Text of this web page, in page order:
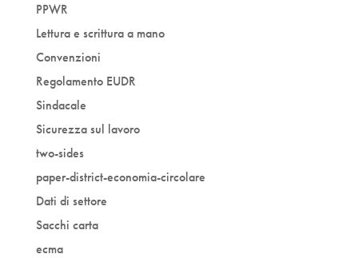
PPWR
Lettura e scrittura a mano
Convenzioni
Regolamento EUDR
Sindacale
Sicurezza sul lavoro
two-sides
paper-district-economia-circolare
Dati di settore
Sacchi carta
ecma